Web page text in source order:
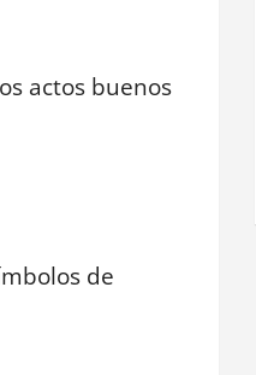
actos buenos
de